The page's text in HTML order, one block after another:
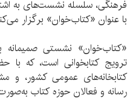
فرهنگی، سلسله نشست‌های به
با عنوان «کتاب‌خوان» برگزار
«کتاب‌خوان» نشستی
ترویج کتابخوانی است، که با
کتابخانه‌های عمومی کشور، و
رسانه و فعالان حوزه کتاب